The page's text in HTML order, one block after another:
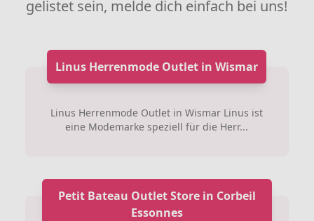
gelistet sein, melde dich einfach bei uns!
Linus Herrenmode Outlet in Wismar
Linus Herrenmode Outlet in Wismar Linus ist
eine Modemarke speziell für die Herr...
Petit Bateau Outlet Store in Corbeil
Essonnes